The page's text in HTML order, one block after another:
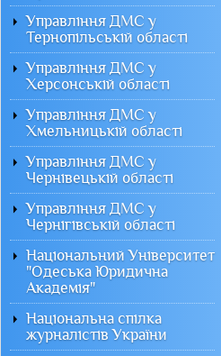
Управління ДМС у
Тернопільській області
Управління ДМС у
Херсонській області
Управління ДМС у
Хмельницькій області
Управління ДМС у
Чернівецькій області
Управління ДМС у
Чернігівській області
Національний Університет
"Одеська Юридична
Академія"
Національна спілка
журналістів України